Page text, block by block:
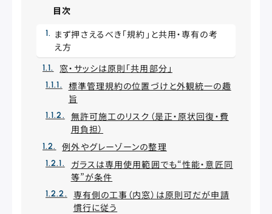
目次
まず押さえるべき「規約」と共用・専有の考
え方
窓・サッシは原則「共用部分」
標準管理規約の位置づけと外観統一の趣
旨
無許可施工のリスク（是正・原状回復・費
用負担）
例外やグレーゾーンの整理
ガラスは専用使用範囲でも“性能・意匠同
等”が条件
専有側の工事（内窓）は原則可だが申請
慣行に従う